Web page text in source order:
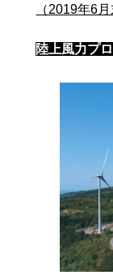
（2019年6
陸上風力プ